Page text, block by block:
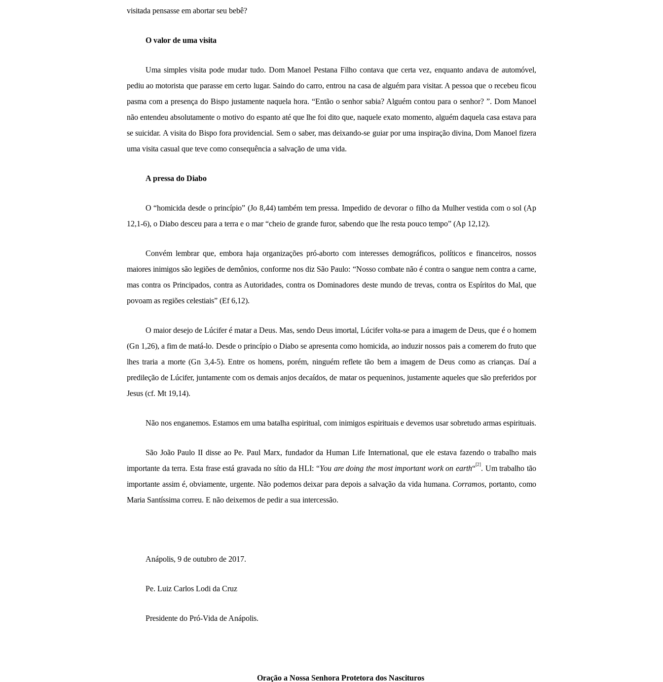
visitada pensasse em abortar seu bebê?
O valor de uma visita
Uma simples visita pode mudar tudo. Dom Manoel Pestana Filho contava que certa vez, enquanto andava de automóvel,
pediu ao motorista que parasse em certo lugar. Saindo do carro, entrou na casa de alguém para visitar. A pessoa que o recebeu ficou
pasma com a presença do Bispo justamente naquela hora. “Então o senhor sabia? Alguém contou para o senhor? ”. Dom Manoel
não entendeu absolutamente o motivo do espanto até que lhe foi dito que, naquele exato momento, alguém daquela casa estava para
se suicidar. A visita do Bispo fora providencial. Sem o saber, mas deixando-se guiar por uma inspiração divina, Dom Manoel fizera
uma visita casual que teve como consequência a salvação de uma vida.
A pressa do Diabo
O “homicida desde o princípio” (Jo 8,44) também tem pressa. Impedido de devorar o filho da Mulher vestida com o sol (Ap
12,1-6), o Diabo desceu para a terra e o mar “cheio de grande furor, sabendo que lhe resta pouco tempo” (Ap 12,12).
Convém lembrar que, embora haja organizações pró-aborto com interesses demográficos, políticos e financeiros, nossos
maiores inimigos são legiões de demônios, conforme nos diz São Paulo: “Nosso combate não é contra o sangue nem contra a carne,
mas contra os Principados, contra as Autoridades, contra os Dominadores deste mundo de trevas, contra os Espíritos do Mal, que
povoam as regiões celestiais” (Ef 6,12).
O maior desejo de Lúcifer é matar a Deus. Mas, sendo Deus imortal, Lúcifer volta-se para a imagem de Deus, que é o homem
(Gn 1,26), a fim de matá-lo. Desde o princípio o Diabo se apresenta como homicida, ao induzir nossos pais a comerem do fruto que
lhes traria a morte (Gn 3,4-5). Entre os homens, porém, ninguém reflete tão bem a imagem de Deus como as crianças. Daí a
predileção de Lúcifer, juntamente com os demais anjos decaídos, de matar os pequeninos, justamente aqueles que são preferidos por
Jesus (cf. Mt 19,14).
Não nos enganemos. Estamos em uma batalha espiritual, com inimigos espirituais e devemos usar sobretudo armas espirituais.
São João Paulo II disse ao Pe. Paul Marx, fundador da Human Life International, que ele estava fazendo o trabalho mais
importante da terra. Esta frase está gravada no sítio da HLI: “You are doing the most important work on earth“[2] . Um trabalho tão
importante assim é, obviamente, urgente. Não podemos deixar para depois a salvação da vida humana. Corramos, portanto, como
Maria Santíssima correu. E não deixemos de pedir a sua intercessão.
Anápolis, 9 de outubro de 2017.
Pe. Luiz Carlos Lodi da Cruz
Presidente do Pró-Vida de Anápolis.
Oração a Nossa Senhora Protetora dos Nascituros